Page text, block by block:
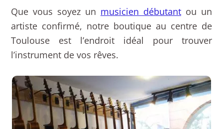
Que vous soyez un musicien débutantou un
artiste confirmé, notre boutique au centre de
Toulouse est l’endroit idéal pour trouver
l’instrument de vos rêves.